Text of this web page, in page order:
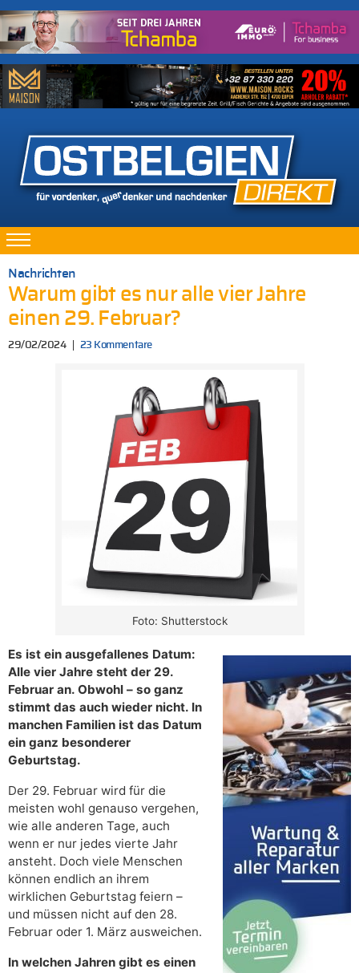
Nachrichten
Warum gibt es nur alle vier Jahre
einen 29. Februar?
29/02/2024 23 Kommentare
Foto: Shutterstock
Es ist ein ausgefallenes Datum:
Alle vier Jahre steht der 29.
Februar an. Obwohl – so ganz
stimmt das auch wieder nicht. In
manchen Familien ist das Datum
ein ganz besonderer
Geburtstag.
Der 29. Februar wird für die
meisten wohl genauso vergehen,
wie alle anderen Tage, auch
wenn er nur jedes vierte Jahr
ansteht. Doch viele Menschen
können endlich an ihrem
wirklichen Geburtstag feiern –
und müssen nicht auf den 28.
Februar oder 1. März ausweichen.
In welchen Jahren gibt es einen